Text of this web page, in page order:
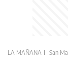
LA MAÑANA San